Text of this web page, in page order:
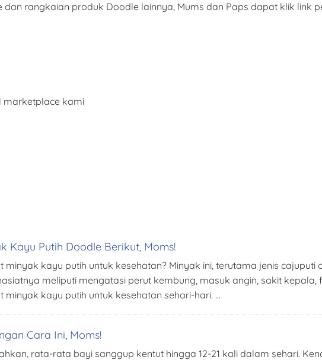
rangkaian produk Doodle lainnya, Mums dan Paps dapat klik link
marketplace kami
Kayu Putih Doodle Berikut, Moms!
kayu putih untuk kesehatan? Minyak ini, terutama jenis cajuputi
meliputi mengatasi perut kembung, masuk angin, sakit kepala,
kayu putih untuk kesehatan sehari-hari. …
Cara Ini, Moms!
rata-rata bayi sanggup kentut hingga 12-21 kali dalam sehari.